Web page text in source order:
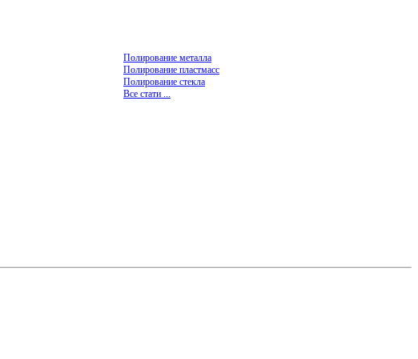
Полирование металла
Полирование пластмасс
Полирование стекла
Все стати ...